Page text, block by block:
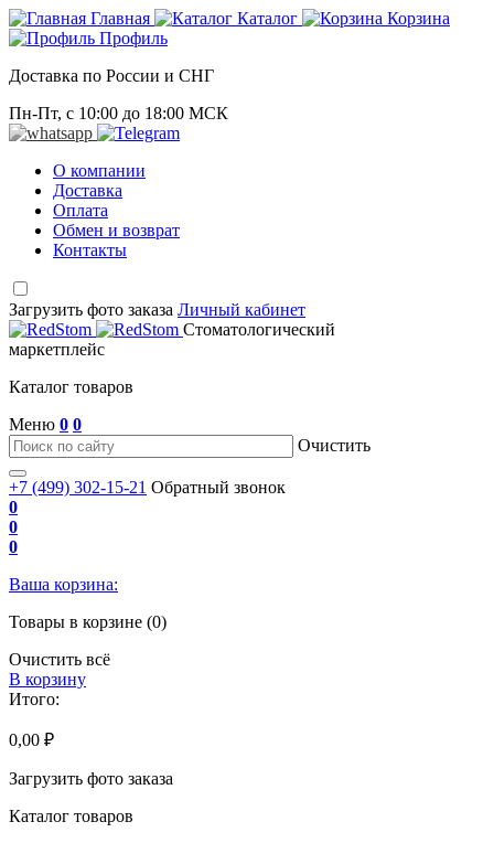
Главная Каталог
Корзина
Профиль
Доставка по России и СНГ
Пн-Пт, с 10:00 до 18:00 МСК
О компании
Доставка
Оплата
Обмен и возврат
Контакты
Загрузить фото заказа Личный кабинет
Стоматологический
маркетплейс
Каталог товаров
Меню 0 0
Очистить
+7 (499) 302-15-21 Обратный звонок
0
0
0
Ваша корзина:
Товары в корзине (0)
Очистить всё
В корзину
Итого:
0,00 ₽
Загрузить фото заказа
Каталог товаров